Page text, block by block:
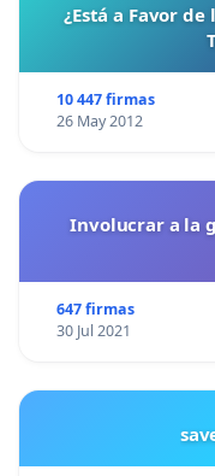
¿Está a Favor
10 447 firmas
26 May 2012
Involucrar a la
647 firmas
30 Jul 2021